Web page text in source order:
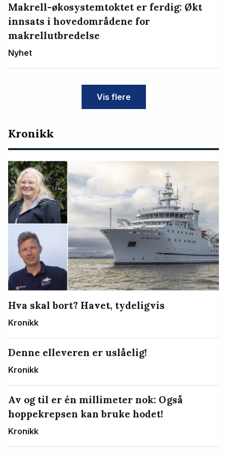
Makrell-økosystemtoktet er ferdig: Økt
innsats i hovedområdene for
makrellutbredelse
Nyhet
Vis flere
Kronikk
Hva skal bort? Havet, tydeligvis
Kronikk
Denne elleveren er uslåelig!
Kronikk
Av og til er én millimeter nok: Også
hoppekrepsen kan bruke hodet!
Kronikk